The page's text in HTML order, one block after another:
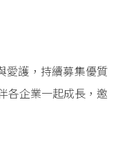
愛護，持續募集優質
各企業一起成長，邀